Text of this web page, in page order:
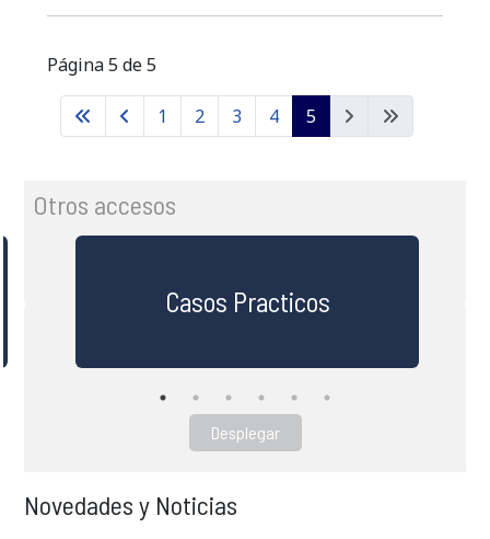
Página 5 de 5
1 2 3 4 5
Otros accesos
Casos Practicos
Desplegar
Novedades y Noticias